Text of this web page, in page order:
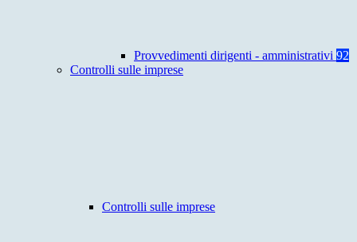
Provvedimenti dirigenti - amministrativi 92
Controlli sulle imprese
Controlli sulle imprese